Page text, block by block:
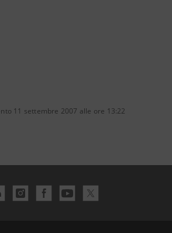
11 settembre 2007 alle ore 13:22